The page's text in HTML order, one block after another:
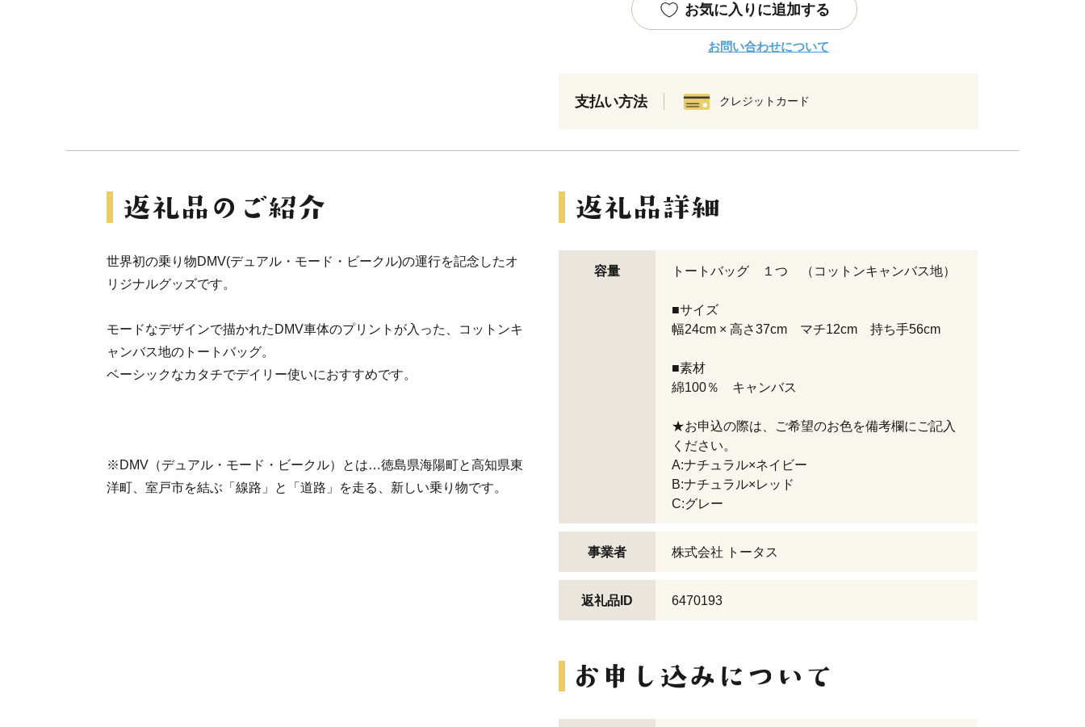
お気に入りに追加する
お問い合わせについて
支払い方法 クレジットカード
世界初の乗り物DMV(デュアル・モード・ビークル)の運行を記念したオ
リジナルグッズです。
モードなデザインで描かれたDMV車体のプリントが入った、コットンキ
ャンバス地のトートバッグ。
ベーシックなカタチでデイリー使いにおすすめです。
※DMV（デュアル・モード・ビークル）とは…徳島県海陽町と高知県東
洋町、室戸市を結ぶ「線路」と「道路」を走る、新しい乗り物です。
容量 トートバッグ １つ （コットンキャンバス地）
■サイズ
幅24cm × 高さ37cm マチ12cm 持ち手56cm
■素材
綿100％ キャンバス
★お申込の際は、ご希望のお色を備考欄にご記入
ください。
A:ナチュラル×ネイビー
B:ナチュラル×レッド
C:グレー
事業者 株式会社 トータス
返礼品ID 6470193